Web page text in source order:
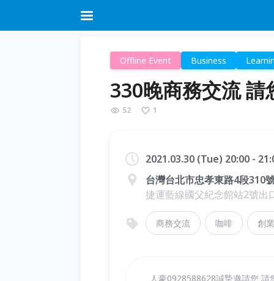
Offline Event Business
330晚商務交流
52 1
2021.03.30 (Tue) 20:00 -
台灣台北市忠孝東路4段310
捷運藍線國父紀念館站2號出
商務交流 咖啡 創業
人豪0928588628誠摯邀請您